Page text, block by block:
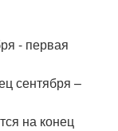
- первая
сентября –
на конец